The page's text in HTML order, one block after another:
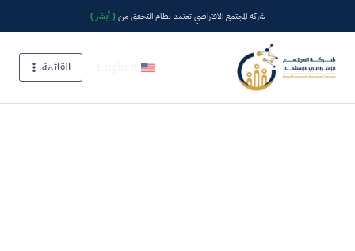
شركة المجتمع الافتراضي تعتمد نظام التحقق من( أبشر )
القائمة